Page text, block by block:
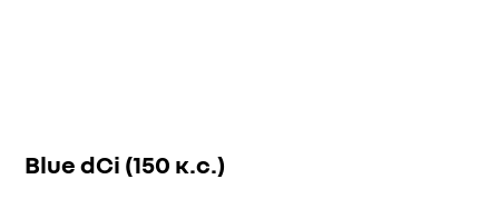
Blue dCi (150 к.с.)